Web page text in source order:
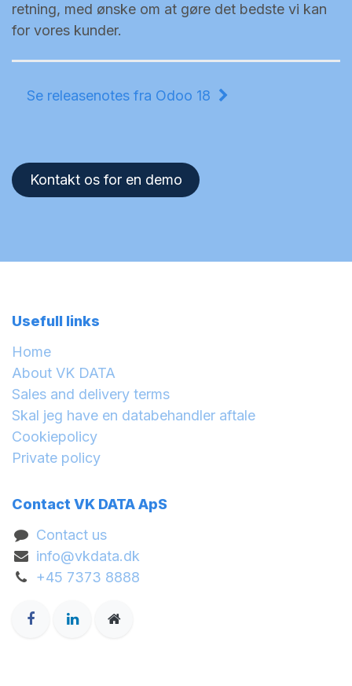
retning, med ønske om at gøre det bedste vi kan
for vores kunder.
Se releasenotes fra Odoo 18
Kontakt os for en demo
Usefull links
Home
About VK DATA
Sales and delivery terms
Skal jeg have en databehandler aftale
Cookiepolicy
Private policy
Contact VK DATA ApS
Contact us
info@vkdata.dk
+45 7373 8888